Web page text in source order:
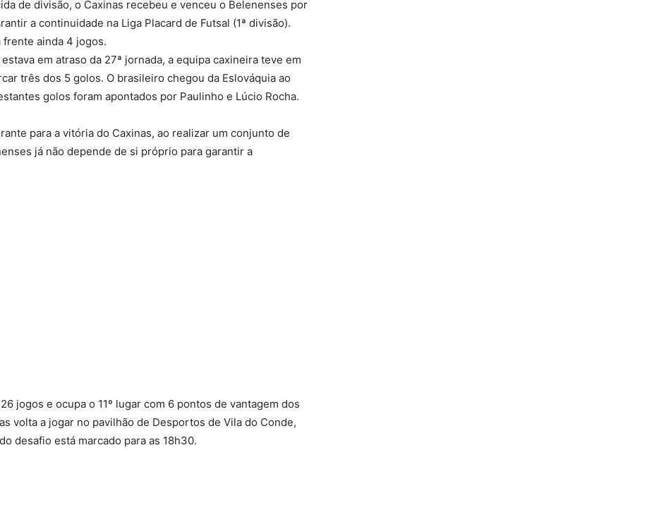
de divisão, o Caxinas recebeu e venceu o Belenenses por
a continuidade na Liga Placard de Futsal (1ª divisão).
frente ainda 4 jogos.
em atraso da 27ª jornada, a equipa caxineira teve em
três dos 5 golos. O brasileiro chegou da Eslováquia ao
golos foram apontados por Paulinho e Lúcio Rocha.
para a vitória do Caxinas, ao realizar um conjunto de
já não depende de si próprio para garantir a
jogos e ocupa o 11º lugar com 6 pontos de vantagem dos
volta a jogar no pavilhão de Desportos de Vila do Conde,
desafio está marcado para as 18h30.